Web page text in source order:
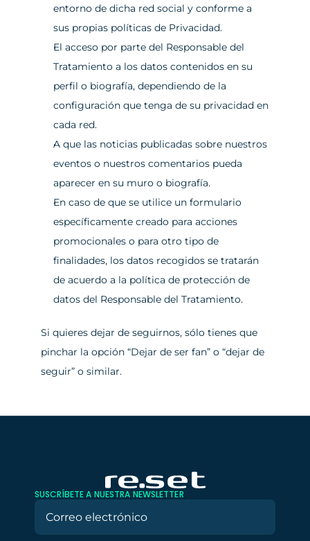
entorno de dicha red social y conforme a
sus propias políticas de Privacidad.
El acceso por parte del Responsable del
Tratamiento a los datos contenidos en su
perfil o biografía, dependiendo de la
configuración que tenga de su privacidad en
cada red.
A que las noticias publicadas sobre nuestros
eventos o nuestros comentarios pueda
aparecer en su muro o biografía.
En caso de que se utilice un formulario
específicamente creado para acciones
promocionales o para otro tipo de
finalidades, los datos recogidos se tratarán
de acuerdo a la política de protección de
datos del Responsable del Tratamiento.
Si quieres dejar de seguirnos, sólo tienes que
pinchar la opción “Dejar de ser fan” o “dejar de
seguir” o similar.
SUSCRÍBETE A NUESTRA NEWSLETTER